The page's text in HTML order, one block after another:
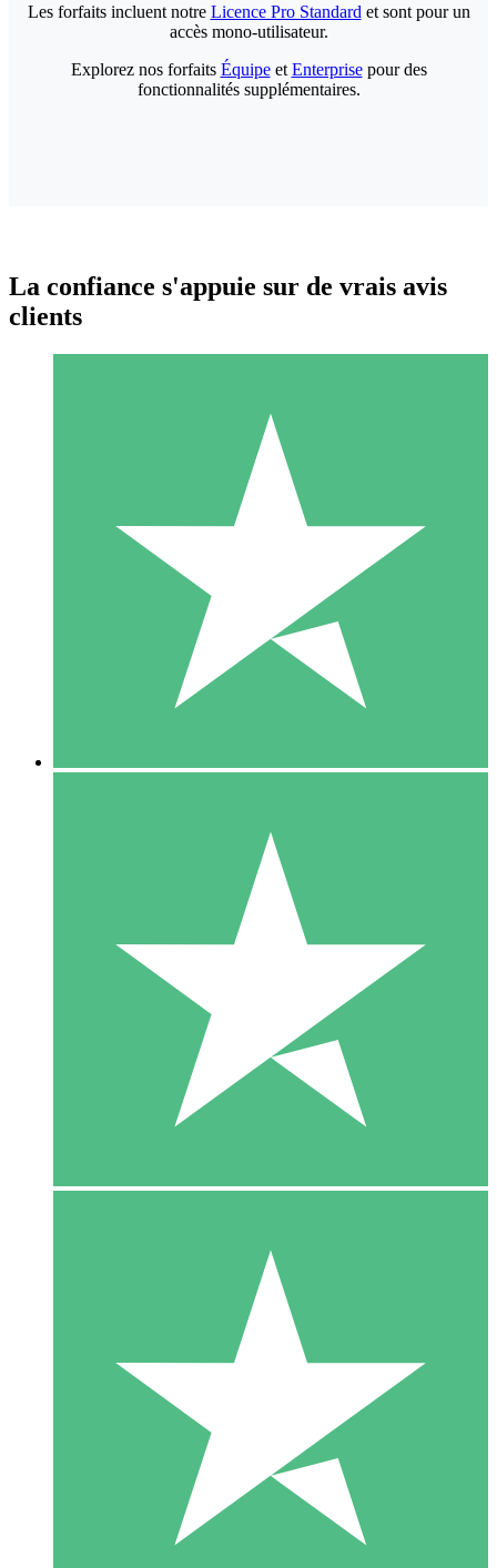
Packs de Crédits Individuels
Payez à l'utilisation avec des crédits de téléchargement. Sans
1 Téléchargement
10 00
10 Téléchargements
20 00
Les forfaits incluent notre Licence Pro Standard et sont pour un
accès mono-utilisateur.
Explorez nos forfaits Équipeet Enterprisepour des
fonctionnalités supplémentaires.
La confiance s'appuie sur de vrais avis
clients